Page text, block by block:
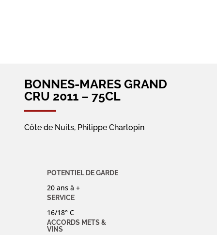
BONNES-MARES GRAND
CRU 2011 – 75CL
Côte de Nuits, Philippe Charlopin
POTENTIEL DE GARDE
20 ans à +
SERVICE
16/18° C
ACCORDS METS &
VINS